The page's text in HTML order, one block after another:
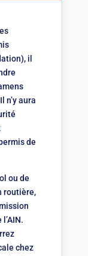
il
n’y aura
de
ou de
routière,
chez